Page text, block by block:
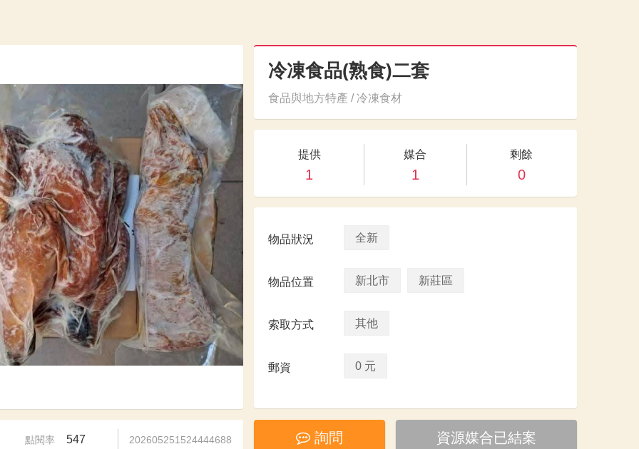
冷凍食品(熟食)二套
食品與地方特產 / 冷凍食材
提供
1
媒合
1
剩餘
0
物品狀況 全新
物品位置 新北市 新莊區
索取方式 其他
郵資 0 元
點閱率 547 202605251524444688 詢問 資源媒合已結案